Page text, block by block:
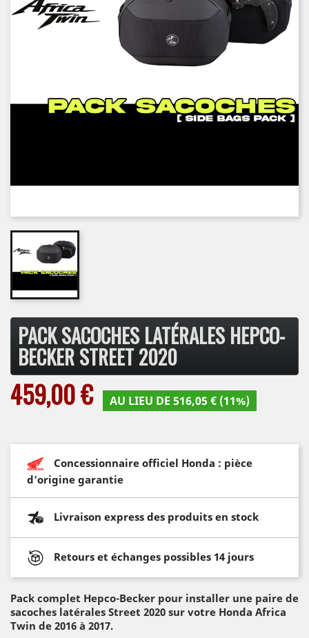
PACK SACOCHES LATÉRALES HEPCO-
BECKER STREET 2020
459,00 € AU LIEU DE 516,05 € (11%)
Concessionnaire officiel Honda : pièce
d'origine garantie
Livraison express des produits en stock
Retours et échanges possibles 14 jours
Pack complet Hepco-Becker pour installer une paire de
sacoches latérales Street 2020 sur votre Honda Africa
Twin de 2016 à 2017.